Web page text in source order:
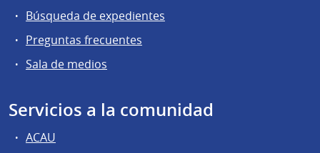
Búsqueda de expedientes
Preguntas frecuentes
Sala de medios
Servicios a la comunidad
ACAU